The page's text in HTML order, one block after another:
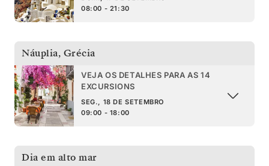
08:00 - 21:30
Náuplia, Grécia
VEJA OS DETALHES PARA AS 14
EXCURSIONS
SEG., 18 DE SETEMBRO
09:00 - 18:00
Dia em alto mar